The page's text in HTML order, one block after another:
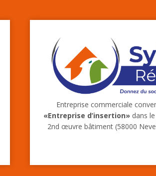
Entreprise commerciale
«Entreprise d’insertion» dans
2nd œuvre bâtiment (58000